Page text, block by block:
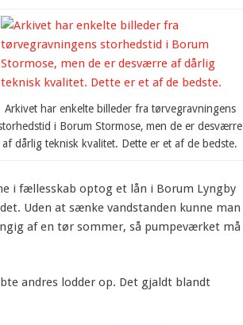
Arkivet har enkelte billeder fra tørvegravningens
i Borum Stormose, men de er desværre
af dårlig teknisk kvalitet. Dette er et af de bedste.
i fællesskab optog et lån i Borum Lyngby
Uden at sænke vandstanden kunne man
af en tør sommer, så pumpeværket må
andres lodder op. Det gjaldt blandt